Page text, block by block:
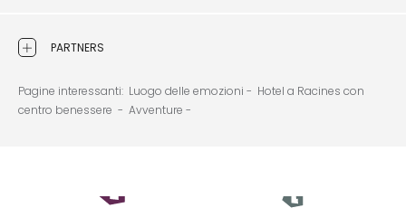
PARTNERS
Pagine interessanti: Luogo delle emozioni - Hotel a Racines con
centro benessere - Avventure -